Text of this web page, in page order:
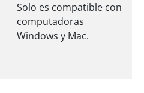
Solo es compatible con
computadoras
Windows y Mac.